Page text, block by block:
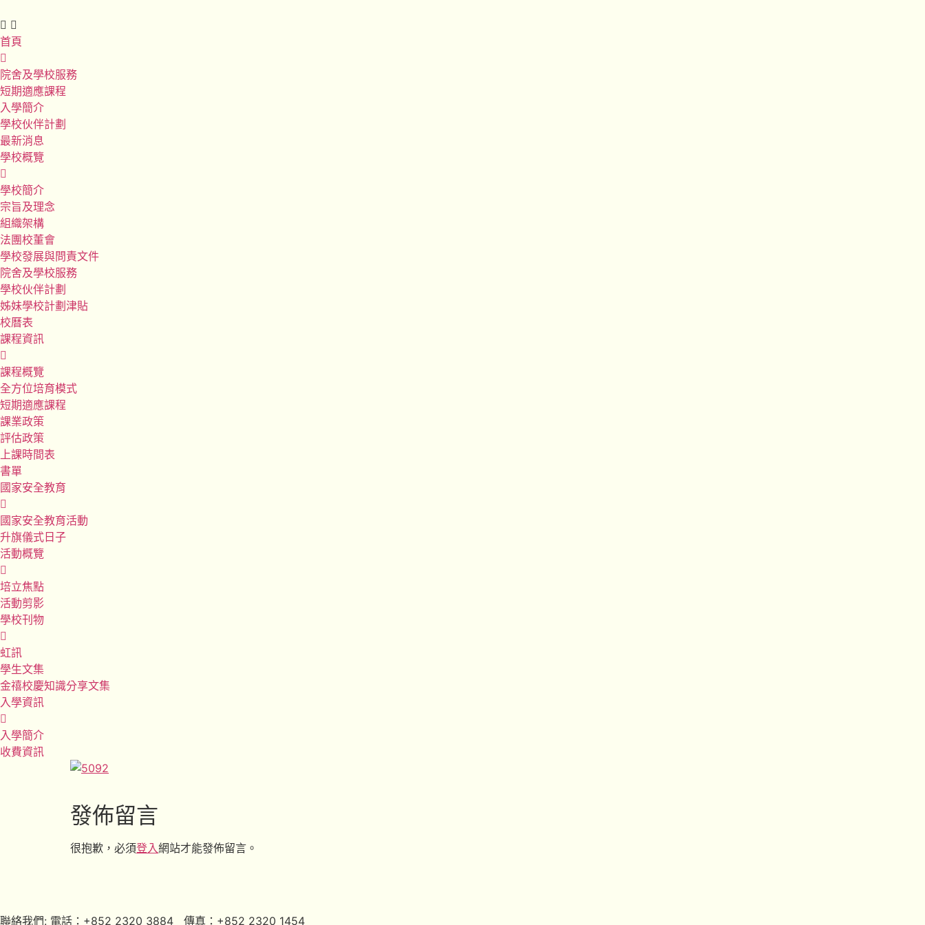
首頁
院舍及學校服務
短期適應課程
入學簡介
學校伙伴計劃
最新消息
學校概覽
學校簡介
宗旨及理念
組織架構
法團校董會
學校發展與問責文件
院舍及學校服務
學校伙伴計劃
姊妹學校計劃津貼
校曆表
課程資訊
課程概覽
全方位培育模式
短期適應課程
課業政策
評估政策
上課時間表
書單
國家安全教育
國家安全教育活動
升旗儀式日子
活動概覽
培立焦點
活動剪影
學校刊物
虹訊
學生文集
金禧校慶知識分享文集
入學資訊
入學簡介
收費資訊
發佈留言
很抱歉，必須登入網站才能發佈留言。
聯絡我們: 電話：+852 2320 3884 傳真：+852 2320 1454